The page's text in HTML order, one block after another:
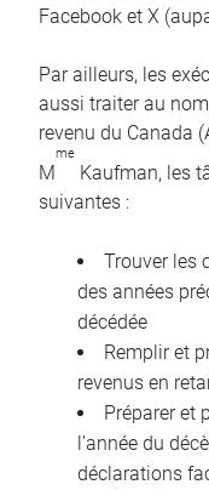
Facebook et X
Par ailleurs, les
aussi traiter au
revenu du Canada
M
me
Kaufman, les
suivantes :
Trouver les
des années
décédée
Remplir et
revenus en
Préparer et
l’année du
déclarations